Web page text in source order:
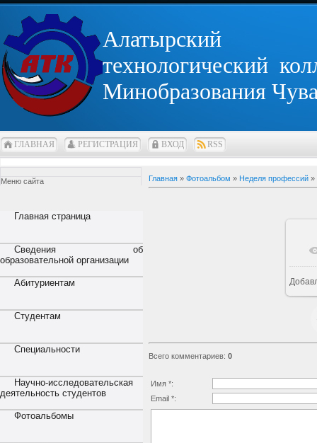
Алатырский
технологический
Минобразования
ГЛАВНАЯ РЕГИСТРАЦИЯ ВХОД RSS
Меню сайта
Главная страница
Сведения об
образовательной организации
Абитуриентам
Студентам
Специальности
Научно-исследовательская
деятельность студентов
Фотоальбомы
Главная » Фотоальбом » Неделя профессий »
Всего комментариев: 0
Имя *:
Email *: